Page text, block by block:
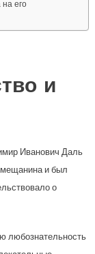
его
и
Иванович Даль
мещанина и был
о
любознательность